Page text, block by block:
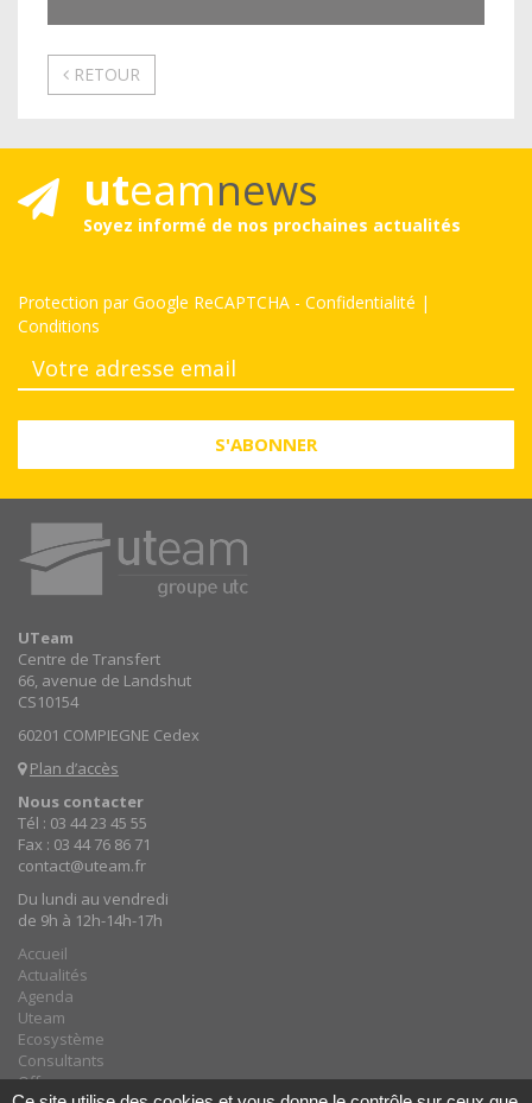
RETOUR
uteamnews
Soyez informé de nos prochaines actualités
S'ABONNER
Protection par Google ReCAPTCHA - Confidentialité |
Conditions
UTeam
Centre de Transfert
66, avenue de Landshut
CS10154
60201 COMPIEGNE Cedex
Plan d’accès
Nous contacter
Tél : 03 44 23 45 55
Fax : 03 44 76 86 71
contact@uteam.fr
Du lundi au vendredi
de 9h à 12h-14h-17h
Accueil
Actualités
Agenda
Uteam
Ecosystème
Consultants
Offres